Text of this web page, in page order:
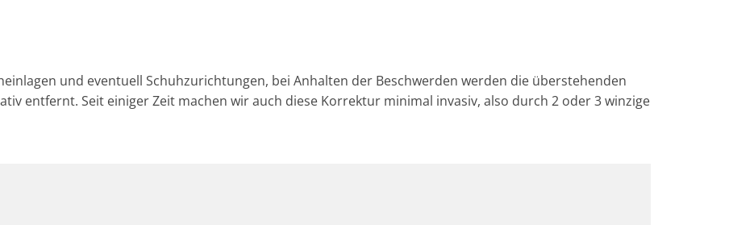
und eventuell Schuhzurichtungen, bei Anhalten der Beschwerden werden die überstehenden
entfernt. Seit einiger Zeit machen wir auch diese Korrektur minimal invasiv, also durch 2 oder 3 winzige